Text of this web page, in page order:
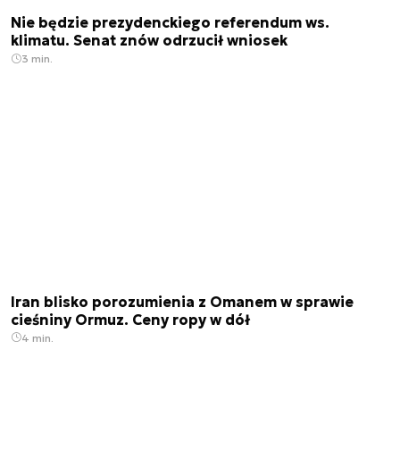
Nie będzie prezydenckiego referendum ws.
klimatu. Senat znów odrzucił wniosek
3 min.
Iran blisko porozumienia z Omanem w sprawie
cieśniny Ormuz. Ceny ropy w dół
4 min.